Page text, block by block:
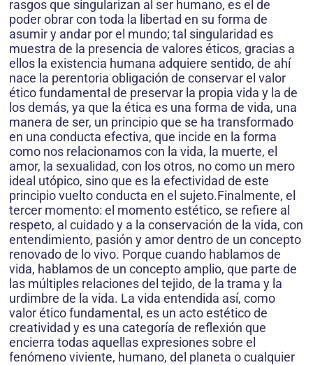
rasgos que singularizan al ser humano, es el de
poder obrar con toda la libertad en su forma de
asumir y andar por el mundo; tal singularidad es
muestra de la presencia de valores éticos, gracias a
ellos la existencia humana adquiere sentido, de ahí
nace la perentoria obligación de conservar el valor
ético fundamental de preservar la propia vida y la de
los demás, ya que la ética es una forma de vida, una
manera de ser, un principio que se ha transformado
en una conducta efectiva, que incide en la forma
como nos relacionamos con la vida, la muerte, el
amor, la sexualidad, con los otros, no como un mero
ideal utópico, sino que es la efectividad de este
principio vuelto conducta en el sujeto.Finalmente, el
tercer momento: el momento estético, se refiere al
respeto, al cuidado y a la conservación de la vida, con
entendimiento, pasión y amor dentro de un concepto
renovado de lo vivo. Porque cuando hablamos de
vida, hablamos de un concepto amplio, que parte de
las múltiples relaciones del tejido, de la trama y la
urdimbre de la vida. La vida entendida así, como
valor ético fundamental, es un acto estético de
creatividad y es una categoría de reflexión que
encierra todas aquellas expresiones sobre el
fenómeno viviente, humano, del planeta o cualquier